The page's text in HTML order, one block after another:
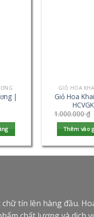
|
GIỎ HOA
Giỏ Hoa
1.000.000₫
Thêm vào
tín lên hàng đầu.